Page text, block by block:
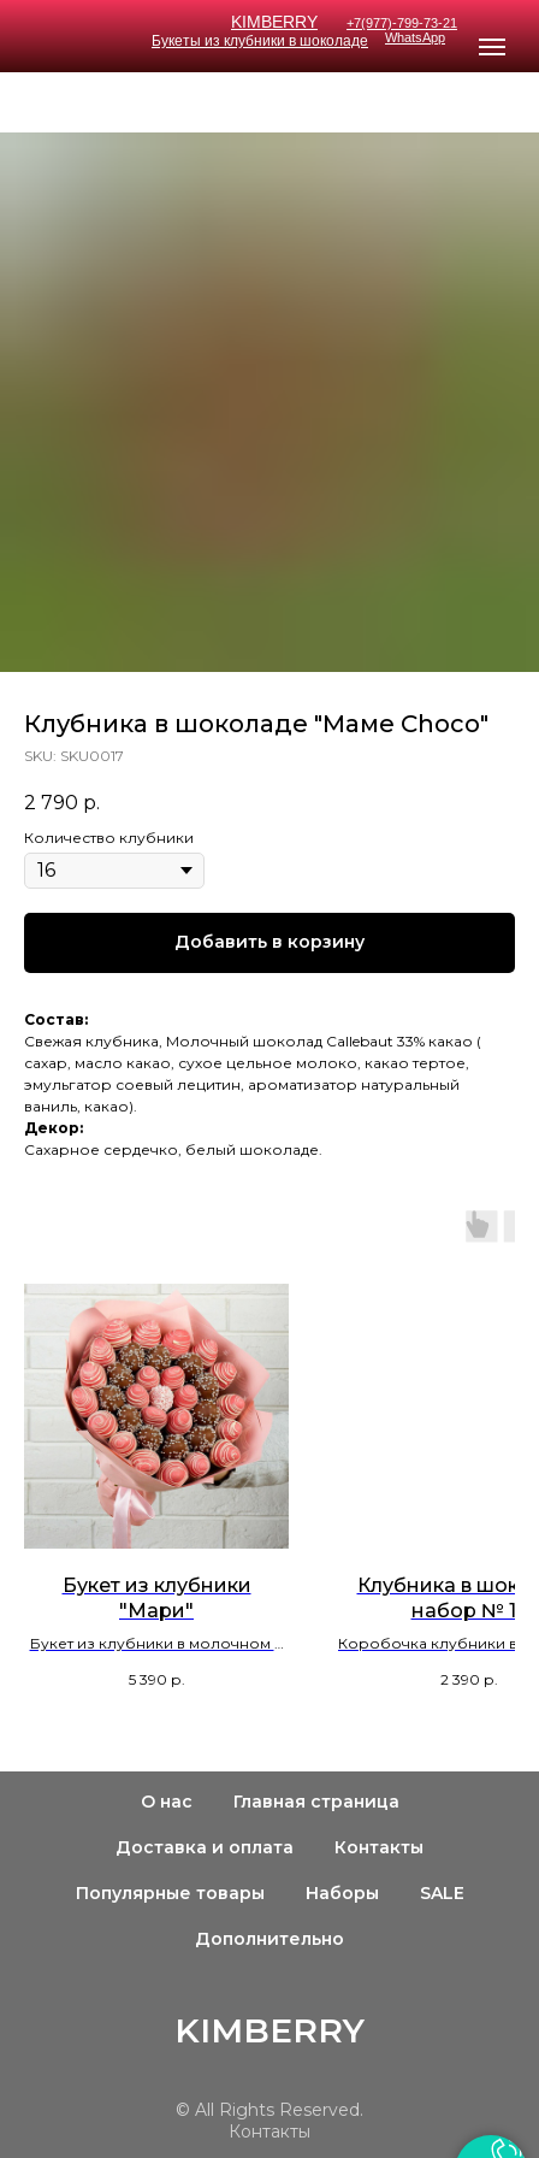
купить
KIMBERRY
+7(977)-799-73-21
WhatsApp
Букеты из клубники в шоколаде
Клубника в шоколаде "Маме Choco"
SKU: SKU0017
2 790 р.
Количество клубники
Добавить в корзину
Состав:
Свежая клубника, Молочный шоколад Callebaut 33% какао (
сахар, масло какао, сухое цельное молоко, какао тертое,
эмульгатор соевый лецитин, ароматизатор натуральный
ваниль, какао).
Декор:
Сахарное сердечко, белый шоколаде.
Букет из клубники
"Мари"
Букет из клубники в молочном и
5 390 р.
Клубника в
набор № 17
Коробочка клубники в
2 390 р.
О нас Главная страница
Доставка и оплата Контакты
Популярные товары Наборы SALE
Дополнительно
KIMBERRY
© All Rights Reserved.
Контакты